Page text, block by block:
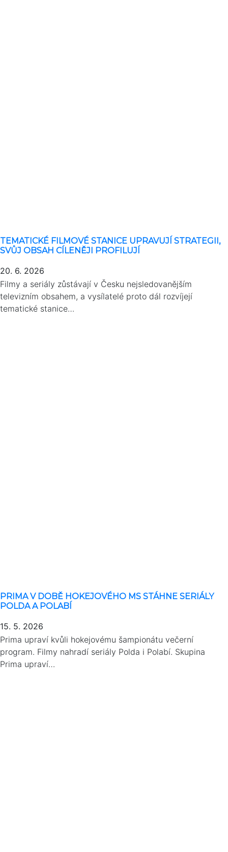
TEMATICKÉ FILMOVÉ STANICE UPRAVUJÍ STRATEGII,
SVŮJ OBSAH CÍLENĚJI PROFILUJÍ
20. 6. 2026
Filmy a seriály zůstávají v Česku nejsledovanějším
televizním obsahem, a vysílatelé proto dál rozvíjejí
tematické stanice…
PRIMA V DOBĚ HOKEJOVÉHO MS STÁHNE SERIÁLY
POLDA A POLABÍ
15. 5. 2026
Prima upraví kvůli hokejovému šampionátu večerní
program. Filmy nahradí seriály Polda i Polabí. Skupina
Prima upraví…